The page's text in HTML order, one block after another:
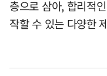
층으로 삼아, 합리적
작할 수 있는 다양한